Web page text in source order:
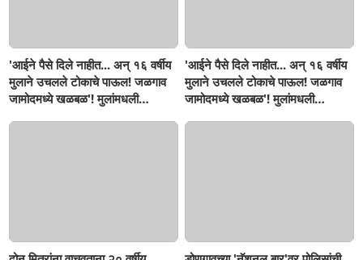
'आईने पैसे दिले नाहीत... अन् १६ वर्षीय
मुलाने उचलले टोकाचे पाऊल! जळगाव
जामोदमध्ये खळबळ'! मुलांमधली
'आईने पैसे दिले नाहीत... अन् १६ वर्षीय
मुलाने उचलले टोकाचे पाऊल! जळगाव
जामोदमध्ये खळबळ'! मुलांमधली